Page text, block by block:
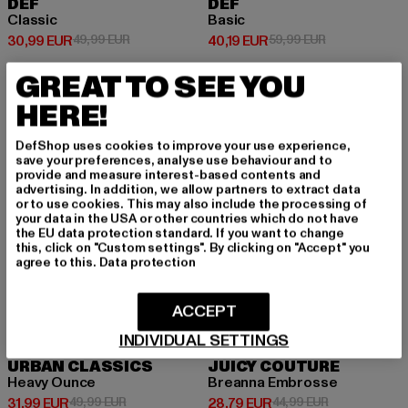
DEF
Classic
30,99 EUR
Derzeitiger Preis: 30,99 EUR
49,99 EURAktionspreis: 49,99 EUR
DEF
Basic
40,19 EUR
Derzeitiger Preis: 40,19 EUR
59,99 EURAktionspreis:
-36%
URBAN CLASSICS
Heavy Ounce
31,99 EUR
Derzeitiger Preis: 31,99 EUR
49,99 EURAktionspreis: 49,99 EUR
JUICY COUTURE
Breanna Embrosse
28,79 EUR
Derzeitiger Preis: 28,79 EUR
44,99 EURAktionspreis:
GREAT TO SEE YOU
HERE!
DefShop uses cookies to improve your use experience,
save your preferences, analyse use behaviour and to
provide and measure interest-based contents and
advertising. In addition, we allow partners to extract data
or to use cookies. This may also include the processing of
your data in the USA or other countries which do not have
the EU data protection standard. If you want to change
this, click on "Custom settings". By clicking on "Accept" you
agree to this. Data protection
INDIVIDUAL SETTINGS
ACCEPT